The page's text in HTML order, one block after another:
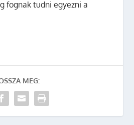
fognak tudni egyezni a
MEG: